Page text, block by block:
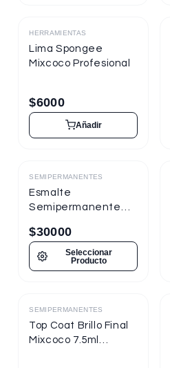
Destacado
HERRAMIENTAS
Lima Spongee
Mixcoco Profesional
$6000
Añadir
Destacado
SEMIPERMANENTES
Esmalte
Semipermanente
Semitraslúcido 15ml
para Uñas
$30000
Seleccionar
Producto
Destacado
SEMIPERMANENTES
Top Coat Brillo Final
Mixcoco 7.5ml